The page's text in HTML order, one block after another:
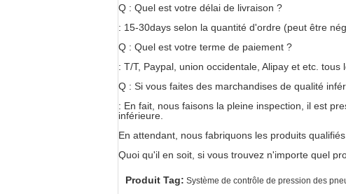
Q : Quel est votre délai de livraison ?
: 15-30days selon la quantité d'ordre (peut être
Q : Quel est votre terme de paiement ?
: T/T, Paypal, union occidentale, Alipay et etc.
Q : Si vous faites des marchandises de qualité
: En fait, nous faisons la pleine inspection, il est
inférieure.
En attendant, nous fabriquons les produits
Quoi qu'il en soit, si vous trouvez n'importe quel
Produit Tag: Système de contrôle de pression des